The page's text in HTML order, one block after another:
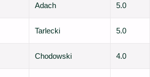
Adach 5.0
Tarlecki 5.0
Chodowski 4.0